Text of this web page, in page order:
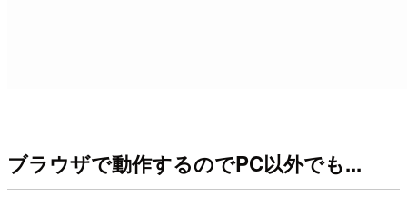
ブラウザで動作するのでPC以外でも...